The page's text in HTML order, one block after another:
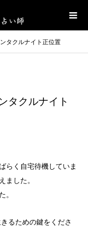
クルナイト正位置
クルナイト
らく自宅待機していま
ました。
。
るための鍵をくださ